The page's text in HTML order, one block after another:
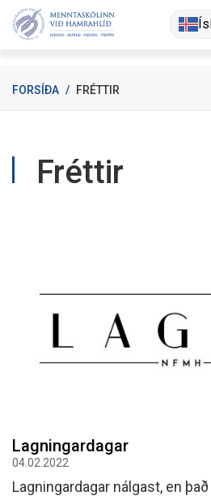
Fara
FORSÍÐA / FRÉTTIR
Fréttir
Lagningardagar
04.02.2022
Lagningardagar nálgast, en